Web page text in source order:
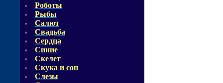
Роботы
Рыбы
Салют
Свадьба
Сердца
Синие
Скелет
Скука и сон
Слезы